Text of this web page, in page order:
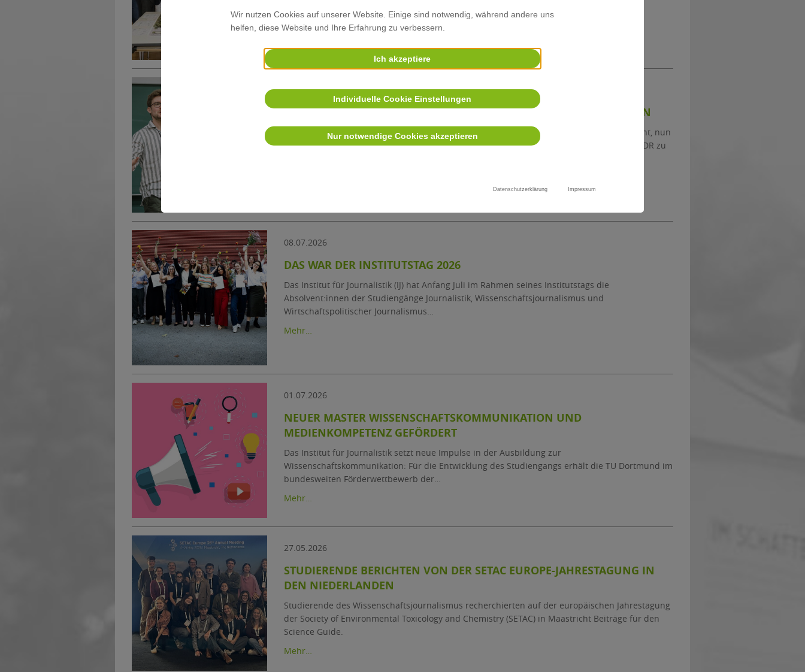
Wir nutzen Cookies auf unserer Website. Einige sind notwendig, während andere uns
helfen, diese Website und Ihre Erfahrung zu verbessern.
Ich akzeptiere
Individuelle Cookie Einstellungen
Nur notwendige Cookies akzeptieren
Datenschutzerklärung Impressum
Mehr…
31.07.2026
„QUARKS SCIENCE COPS“: WISSENSCHAFTLICHEN UNFUG AUFDECKEN
Früher haben sie dort Klausuren geschrieben und Kinoabende des Uni-Film-Clubs besucht, nun
standen sie im Hörsaal 1 der EF50, um von ihrer Arbeit als „Quarks Science Cops“ beim WDR zu
08.07.2026
DAS WAR DER INSTITUTSTAG 2026
Das Institut für Journalistik (IJ) hat Anfang Juli im Rahmen seines Institutstags die
Absolvent:innen der Studiengänge Journalistik, Wissenschaftsjournalismus und
Wirtschaftspolitischer Journalismus…
Mehr…
01.07.2026
NEUER MASTER WISSEN­SCHAFTS­KOMMUNIKATION UND
MEDIENKOMPETENZ GEFÖRDERT
Das Institut für Journalistik setzt neue Impulse in der Ausbildung zur
Wissenschaftskommunikation: Für die Entwicklung des Studiengangs erhält die TU Dortmund im
bundesweiten Förderwettbewerb der…
Mehr…
27.05.2026
STUDIERENDE BERICHTEN VON DER SETAC EUROPE-JAHRESTAGUNG IN
DEN NIEDERLANDEN
Studierende des Wissenschaftsjournalismus recherchierten auf der europäischen Jahrestagung
der Society of Environmental Toxicology and Chemistry (SETAC) in Maastricht Beiträge für den
Science Guide.
Mehr…